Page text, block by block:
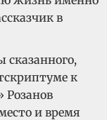
в
сказанного,
к
Розанов
и время